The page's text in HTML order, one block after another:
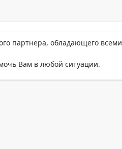
партнера, обладающего всеми
Вам в любой ситуации.